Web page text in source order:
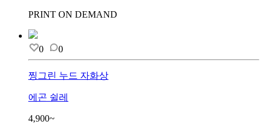
PRINT ON DEMAND
0 0
찡그린 누드 자화상
에곤 쉴레
4,900~